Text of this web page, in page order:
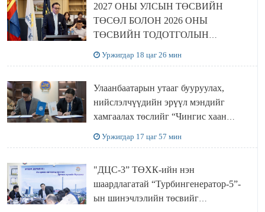
2027 ОНЫ УЛСЫН ТӨСВИЙН
ТӨСӨЛ БОЛОН 2026 ОНЫ
ТӨСВИЙН ТОДОТГОЛЫН
Уржигдар 18 цаг 26 мин
Улаанбаатарын утааг бууруулах,
нийслэлчүүдийн эрүүл мэндийг
хамгаалах төслийг “Чингис хаан
Уржигдар 17 цаг 57 мин
"ДЦС-3” ТӨХК-ийн нэн
шаардлагатай “Турбингенератор-5”-
ын шинэчлэлийн төсвийг